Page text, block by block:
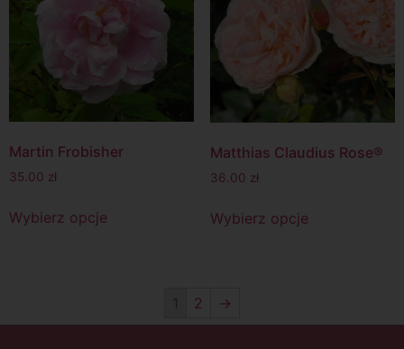
Martin Frobisher
35.00 zł
Wybierz opcje
Matthias Claudius Rose®
36.00 zł
Wybierz opcje
1 2 →